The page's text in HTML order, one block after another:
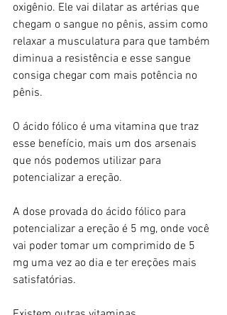
oxigênio. Ele vai dilatar as artérias que
chegam o sangue no pênis, assim como
relaxar a musculatura para que também
diminua a resistência e esse sangue
consiga chegar com mais potência no
pênis.
O ácido fólico é uma vitamina que traz
esse benefício, mais um dos arsenais
que nós podemos utilizar para
potencializar a ereção.
A dose provada do ácido fólico para
potencializar a ereção é 5 mg, onde você
vai poder tomar um comprimido de 5
mg uma vez ao dia e ter ereções mais
satisfatórias.